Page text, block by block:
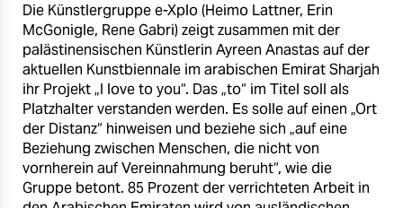
veranstaltungen
shop
fragen & hilfe
unterstützen
abo
genossenschaft
Die Künstlergruppe e-Xplo (Heimo Lattner, Erin
McGonigle, Rene Gabri) zeigt zusammen mit der
palästinensischen Künstlerin Ayreen Anastas auf der
aktuellen Kunstbiennale im arabischen Emirat Sharjah
ihr Projekt „I love to you“. Das „to“ im Titel soll als
Platzhalter verstanden werden. Es solle auf einen „Ort
der Distanz“ hinweisen und beziehe sich „auf eine
Beziehung zwischen Menschen, die nicht von
vornherein auf Vereinnahmung beruht“, wie die
Gruppe betont. 85 Prozent der verrichteten Arbeit in